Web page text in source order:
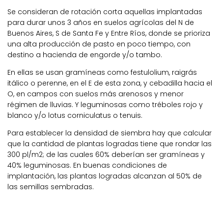
Se consideran de rotación corta aquellas implantadas
para durar unos 3 años en suelos agrícolas del N de
Buenos Aires, S de Santa Fe y Entre Ríos, donde se prioriza
una alta producción de pasto en poco tiempo, con
destino a hacienda de engorde y/o tambo.
En ellas se usan gramíneas como festulolium, raigrás
itálico o perenne, en el E de esta zona, y cebadilla hacia el
O, en campos con suelos más arenosos y menor
régimen de lluvias. Y leguminosas como tréboles rojo y
blanco y/o lotus corniculatus o tenuis.
Para establecer la densidad de siembra hay que calcular
que la cantidad de plantas logradas tiene que rondar las
300 pl/m2; de las cuales 60% deberían ser gramíneas y
40% leguminosas. En buenas condiciones de
implantación, las plantas logradas alcanzan al 50% de
las semillas sembradas.